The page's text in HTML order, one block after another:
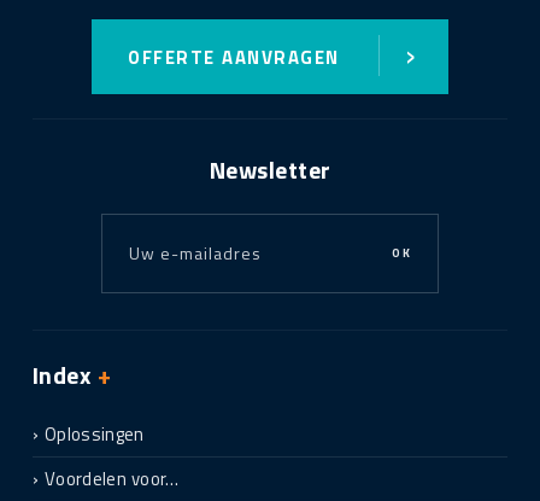
OFFERTE AANVRAGEN ›
Newsletter
OK
Index +
Oplossingen
Voordelen voor…